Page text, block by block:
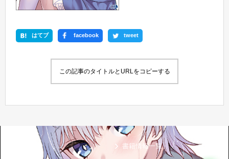
はてブ facebook tweet
この記事のタイトルとURLをコピーする
書籍情報一覧